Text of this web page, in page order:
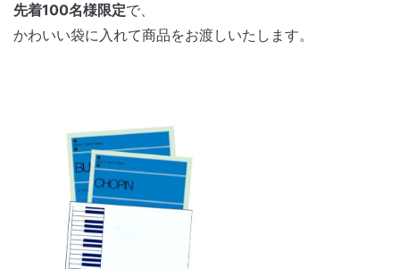
先着100名様限定で、
かわいい袋に入れて商品をお渡しいたします。